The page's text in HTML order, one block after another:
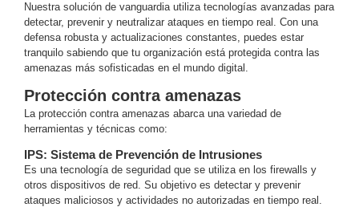
CaPTelefónicoVGA
/ DVI /
HDMI
Cámaras
Ambientes
Salinos
(Anticorrosión)
y
Decodificadores
de
Nuestra solución de vanguardia utiliza tecnologías avanzadas para
detectar, prevenir y neutralizar ataques en tiempo real. Con una
defensa robusta y actualizaciones constantes, puedes estar
tranquilo sabiendo que tu organización está protegida contra las
amenazas más sofisticadas en el mundo digital.
Protección contra amenazas
La protección contra amenazas abarca una variedad de
herramientas y técnicas como:
IPS: Sistema de Prevención de Intrusiones
Es una tecnología de seguridad que se utiliza en los firewalls y
otros dispositivos de red. Su objetivo es detectar y prevenir
ataques maliciosos y actividades no autorizadas en tiempo real.